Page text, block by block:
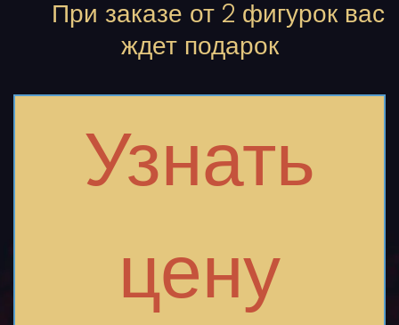
При заказе от 2 фигурок вас
ждет подарок
Узнать
цену